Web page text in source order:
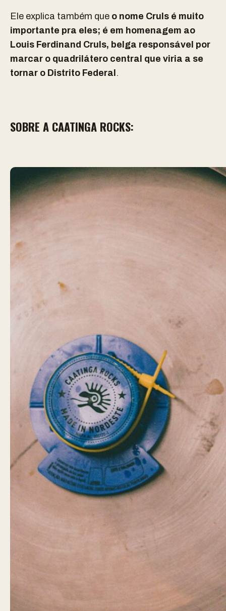
Ele explica também que o nome Cruls é muito
importante pra eles; é em homenagem ao
Louis Ferdinand Cruls, belga responsável por
marcar o quadrilátero central que viria a se
tornar o Distrito Federal.
SOBRE A CAATINGA ROCKS: